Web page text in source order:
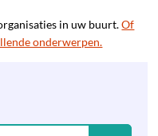
in uw buurt.Of
onderwerpen.